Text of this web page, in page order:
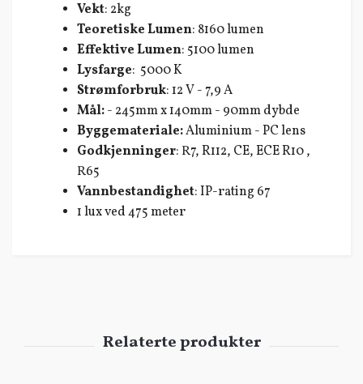
Vekt: 2kg
Teoretiske Lumen: 8160 lumen
Effektive Lumen: 5100 lumen
Lysfarge: 5000 K
Strømforbruk: 12 V - 7,9 A
Mål:- 245mm x 140mm - 90mm dybde
Byggemateriale:Aluminium - PC lens
Godkjenninger: R7, R112, CE, ECE R10 ,
R65
Vannbestandighet: IP-rating 67
1 lux ved 475 meter